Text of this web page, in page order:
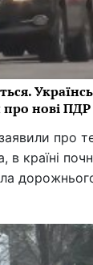
про нові ПДР
про
в країні